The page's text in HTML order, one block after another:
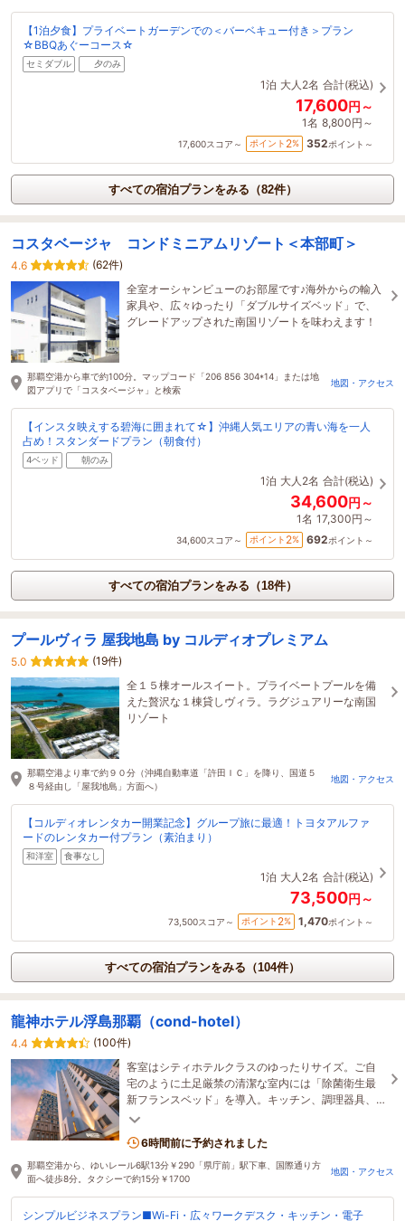
【1泊夕食】プライベートガーデンでの＜バーベキュー付き＞プラン
☆BBQあぐーコース☆
セミダブル 夕のみ
1泊 大人2名 合計(税込)
17,600円～
1名 8,800円～
17,600スコア～ ポイント 2% 352ポイント～
すべての宿泊プランをみる（82件）
コスタベージャ コンドミニアムリゾート＜本部町＞
4.6
(62件)
全室オーシャンビューのお部屋です♪海外からの輸入
家具や、広々ゆったり「ダブルサイズベッド」で、
グレードアップされた南国リゾートを味わえます！
那覇空港から車で約100分。マップコード「206 856 304*14」または地
図アプリで「コスタベージャ」と検索
地図・アクセス
【インスタ映えする碧海に囲まれて☆】沖縄人気エリアの青い海を一人
占め！スタンダードプラン（朝食付）
4ベッド 朝のみ
1泊 大人2名 合計(税込)
34,600円～
1名 17,300円～
34,600スコア～ ポイント 2% 692ポイント～
すべての宿泊プランをみる（18件）
プールヴィラ 屋我地島 by コルディオプレミアム
5.0
(19件)
全１５棟オールスイート。プライベートプールを備
えた贅沢な１棟貸しヴィラ。ラグジュアリーな南国
リゾート
那覇空港より車で約９０分（沖縄自動車道「許田ＩＣ」を降り、国道５
８号経由し「屋我地島」方面へ）
地図・アクセス
【コルディオレンタカー開業記念】グループ旅に最適！トヨタアルファ
ードのレンタカー付プラン（素泊まり）
和洋室 食事なし
1泊 大人2名 合計(税込)
73,500円～
73,500スコア～ ポイント 2% 1,470ポイント～
すべての宿泊プランをみる（104件）
龍神ホテル浮島那覇（cond-hotel）
4.4
(100件)
客室はシティホテルクラスのゆったりサイズ。ご自
宅のように土足厳禁の清潔な室内には「除菌衛生最
新フランスベッド」を導入。キッチン、調理器具、
食器、洗濯機とガス乾燥機、バストイレは個室別の
6時間前に予約されました
那覇空港から、ゆいレール6駅13分￥290「県庁前」駅下車、国際通り方
面へ徒歩8分。タクシーで約15分￥1700
地図・アクセス
シンプルビジネスプラン■Wi-Fi・広々ワークデスク・キッチン・電子